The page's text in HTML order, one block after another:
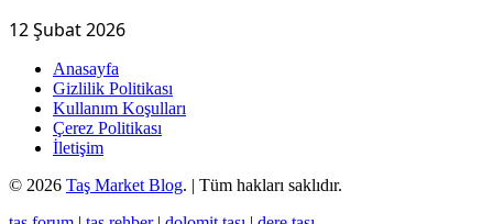
12 Şubat 2026
Anasayfa
Gizlilik Politikası
Kullanım Koşulları
Çerez Politikası
İletişim
© 2026 Taş Market Blog. | Tüm hakları saklıdır.